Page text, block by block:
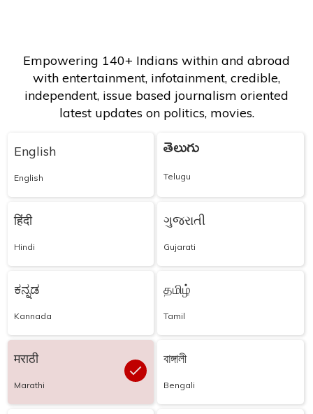
Empowering 140+ Indians within and abroad
with entertainment, infotainment, credible,
independent, issue based journalism oriented
latest updates on politics, movies.
English
English
తెలుగు
Telugu
हिंदी
Hindi
ગુજરાતી
Gujarati
ಕನ್ನಡ
Kannada
தமிழ்
Tamil
मराठी
Marathi
বাঙ্গালী
Bengali